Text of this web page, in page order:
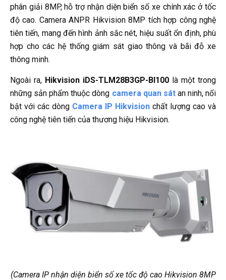
phân giải 8MP, hỗ trợ nhận diện biển số xe chính xác ở tốc
độ cao. Camera ANPR Hikvision 8MP tích hợp công nghệ
tiên tiến, mang đến hình ảnh sắc nét, hiệu suất ổn định, phù
hợp cho các hệ thống giám sát giao thông và bãi đỗ xe
thông minh.
Ngoài ra, Hikvision iDS-TLM28B3GP-BI100 là một trong
những sản phẩm thuộc dòng camera quan sátan ninh, nổi
bật với các dòng Camera IP Hikvision chất lượng cao và
công nghệ tiên tiến của thương hiệu Hikvision.
(Camera IP nhận diện biển số xe tốc độ cao Hikvision 8MP